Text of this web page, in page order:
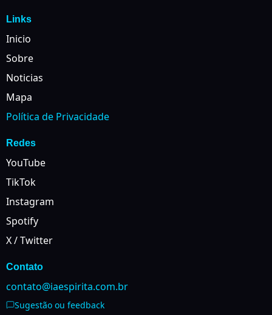
Links
Inicio
Sobre
Noticias
Mapa
Política de Privacidade
Redes
YouTube
TikTok
Instagram
Spotify
X / Twitter
Contato
contato@iaespirita.com.br
Sugestão ou feedback